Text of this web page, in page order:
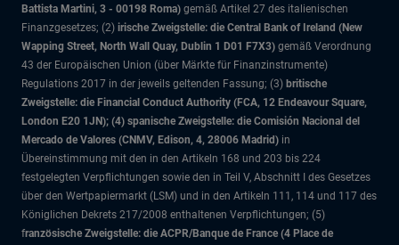
Battista Martini, 3 - 00198 Roma) gemäß Artikel 27 des italienischen
Finanzgesetzes; (2) irische Zweigstelle: die Central Bank of Ireland (New
Wapping Street, North Wall Quay, Dublin 1 D01 F7X3) gemäß Verordnung
43 der Europäischen Union (über Märkte für Finanzinstrumente)
Regulations 2017 in der jeweils geltenden Fassung; (3) britische
Zweigstelle: die Financial Conduct Authority (FCA, 12 Endeavour Square,
London E20 1JN); (4) spanische Zweigstelle: die Comisión Nacional del
Mercado de Valores (CNMV, Edison, 4, 28006 Madrid) in
Übereinstimmung mit den in den Artikeln 168 und 203 bis 224
festgelegten Verpflichtungen sowie den in Teil V, Abschnitt I des Gesetzes
über den Wertpapiermarkt (LSM) und in den Artikeln 111, 114 und 117 des
Königlichen Dekrets 217/2008 enthaltenen Verpflichtungen; (5)
französische Zweigstelle: die ACPR/Banque de France (4 Place de